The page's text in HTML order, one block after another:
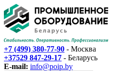
+7 (499) 380-77-90 - Москва
+37529 847-29-17‬ - Беларусь
E-mail: info@poip.by